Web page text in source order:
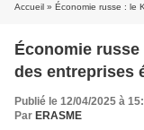
Accueil » Économie russe : le
Économie
des entreprises
Publié le 12/04/2025 à
Par ERASME